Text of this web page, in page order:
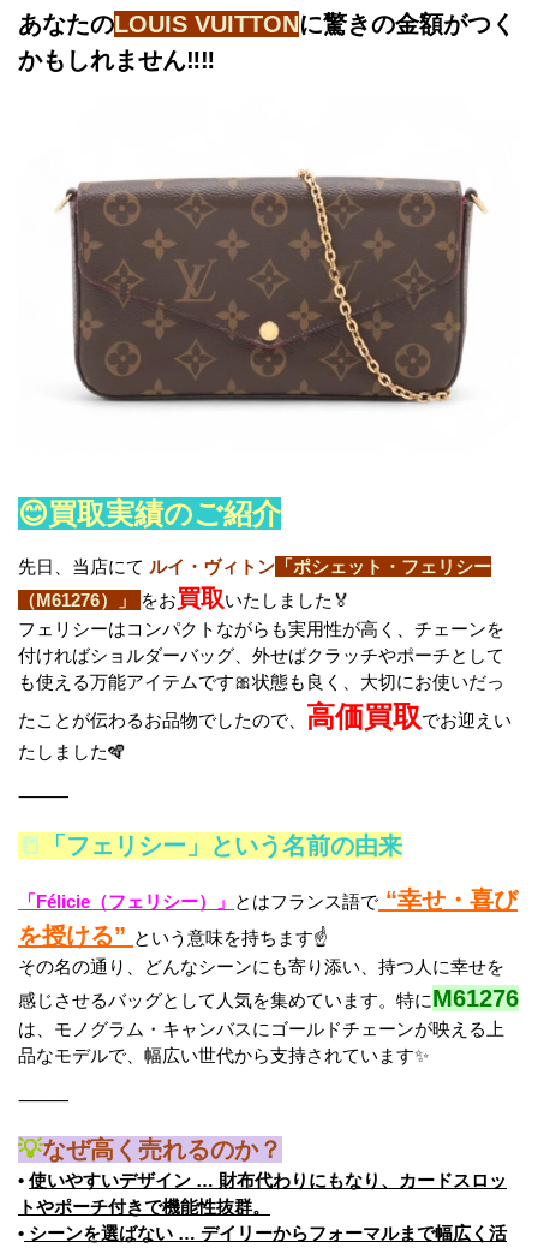
あなたのLOUIS VUITTONに驚きの金額がつく
かもしれません‼️‼️
😊買取実績のご紹介
先日、当店にて ルイ・ヴィトン 「ポシェット・フェリシー
（M61276）」
をお買取いたしました🏅
フェリシーはコンパクトながらも実用性が高く、チェーンを
付ければショルダーバッグ、外せばクラッチやポーチとして
も使える万能アイテムです🎀状態も良く、大切にお使いだっ
たことが伝わるお品物でしたので、 高価買取でお迎えい
たしました🪇
⸻
📒 「フェリシー」という名前の由来
「Félicie（フェリシー）」 とはフランス語で “幸せ・喜び
を授ける” という意味を持ちます☝️
その名の通り、どんなシーンにも寄り添い、持つ人に幸せを
感じさせるバッグとして人気を集めています。特にM61276
は、モノグラム・キャンバスにゴールドチェーンが映える上
品なモデルで、幅広い世代から支持されています✨
⸻
💡なぜ高く売れるのか？
• 使いやすいデザイン … 財布代わりにもなり、カードスロッ
トやポーチ付きで機能性抜群。
• シーンを選ばない … デイリーからフォーマルまで幅広く活